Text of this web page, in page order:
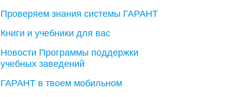
Проверяем знания системы ГАРАНТ
Книги и учебники для вас
Новости Программы поддержки
учебных заведений
ГАРАНТ в твоем мобильном